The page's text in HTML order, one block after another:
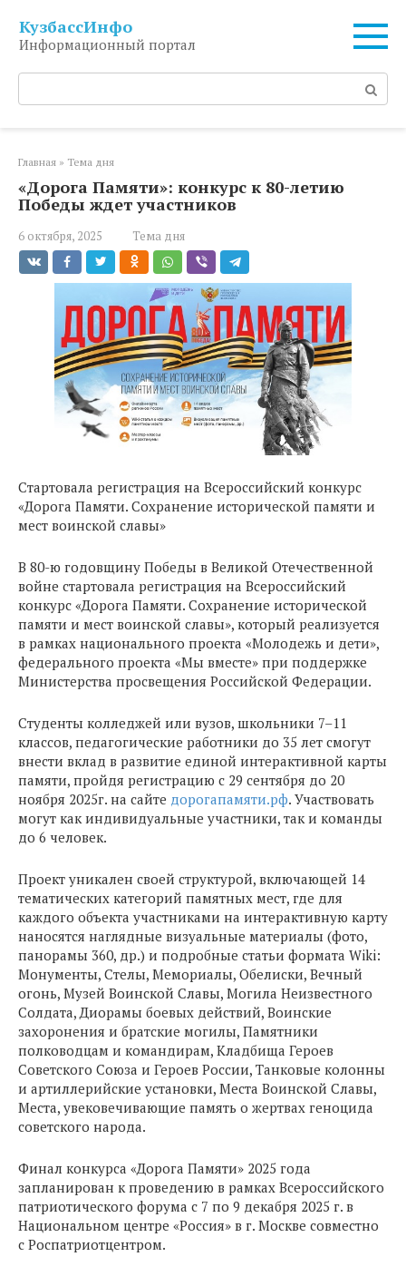
контенту
КузбассИнфо
Информационный портал
Поиск:
Главная » Тема дня
«Дорога Памяти»: конкурс к 80-летию
Победы ждет участников
6 октября, 2025 Тема дня
Стартовала регистрация на Всероссийский конкурс
«Дорога Памяти. Сохранение исторической памяти и
мест воинской славы»
В 80-ю годовщину Победы в Великой Отечественной
войне стартовала регистрация на Всероссийский
конкурс «Дорога Памяти. Сохранение исторической
памяти и мест воинской славы», который реализуется
в рамках национального проекта «Молодежь и дети»,
федерального проекта «Мы вместе» при поддержке
Министерства просвещения Российской Федерации.
Студенты колледжей или вузов, школьники 7–11
классов, педагогические работники до 35 лет смогут
внести вклад в развитие единой интерактивной карты
памяти, пройдя регистрацию с 29 сентября до 20
ноября 2025г. на сайте дорогапамяти.рф. Участвовать
могут как индивидуальные участники, так и команды
до 6 человек.
Проект уникален своей структурой, включающей 14
тематических категорий памятных мест, где для
каждого объекта участниками на интерактивную карту
наносятся наглядные визуальные материалы (фото,
панорамы 360, др.) и подробные статьи формата Wiki:
Монументы, Стелы, Мемориалы, Обелиски, Вечный
огонь, Музей Воинской Славы, Могила Неизвестного
Солдата, Диорамы боевых действий, Воинские
захоронения и братские могилы, Памятники
полководцам и командирам, Кладбища Героев
Советского Союза и Героев России, Танковые колонны
и артиллерийские установки, Места Воинской Славы,
Места, увековечивающие память о жертвах геноцида
советского народа.
Финал конкурса «Дорога Памяти» 2025 года
запланирован к проведению в рамках Всероссийского
патриотического форума с 7 по 9 декабря 2025 г. в
Национальном центре «Россия» в г. Москве совместно
с Роспатриотцентром.